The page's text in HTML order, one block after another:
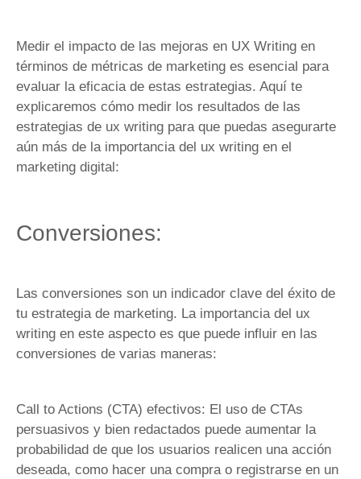
Medir el impacto de las mejoras en UX Writing en
términos de métricas de marketing es esencial para
evaluar la eficacia de estas estrategias. Aquí te
explicaremos cómo medir los resultados de las
estrategias de ux writing para que puedas asegurarte
aún más de la importancia del ux writing en el
marketing digital:
Conversiones:
Las conversiones son un indicador clave del éxito de
tu estrategia de marketing. La importancia del ux
writing en este aspecto es que puede influir en las
conversiones de varias maneras:
Call to Actions (CTA) efectivos: El uso de CTAs
persuasivos y bien redactados puede aumentar la
probabilidad de que los usuarios realicen una acción
deseada, como hacer una compra o registrarse en un